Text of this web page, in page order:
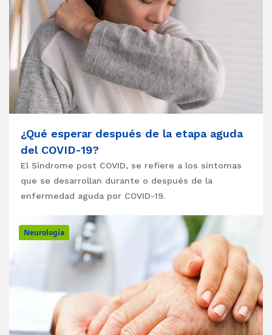
¿Qué esperar después de la etapa aguda
del COVID-19?
El Sindrome post COVID, se refiere a los síntomas
que se desarrollan durante o después de la
enfermedad aguda por COVID-19.
Neurología